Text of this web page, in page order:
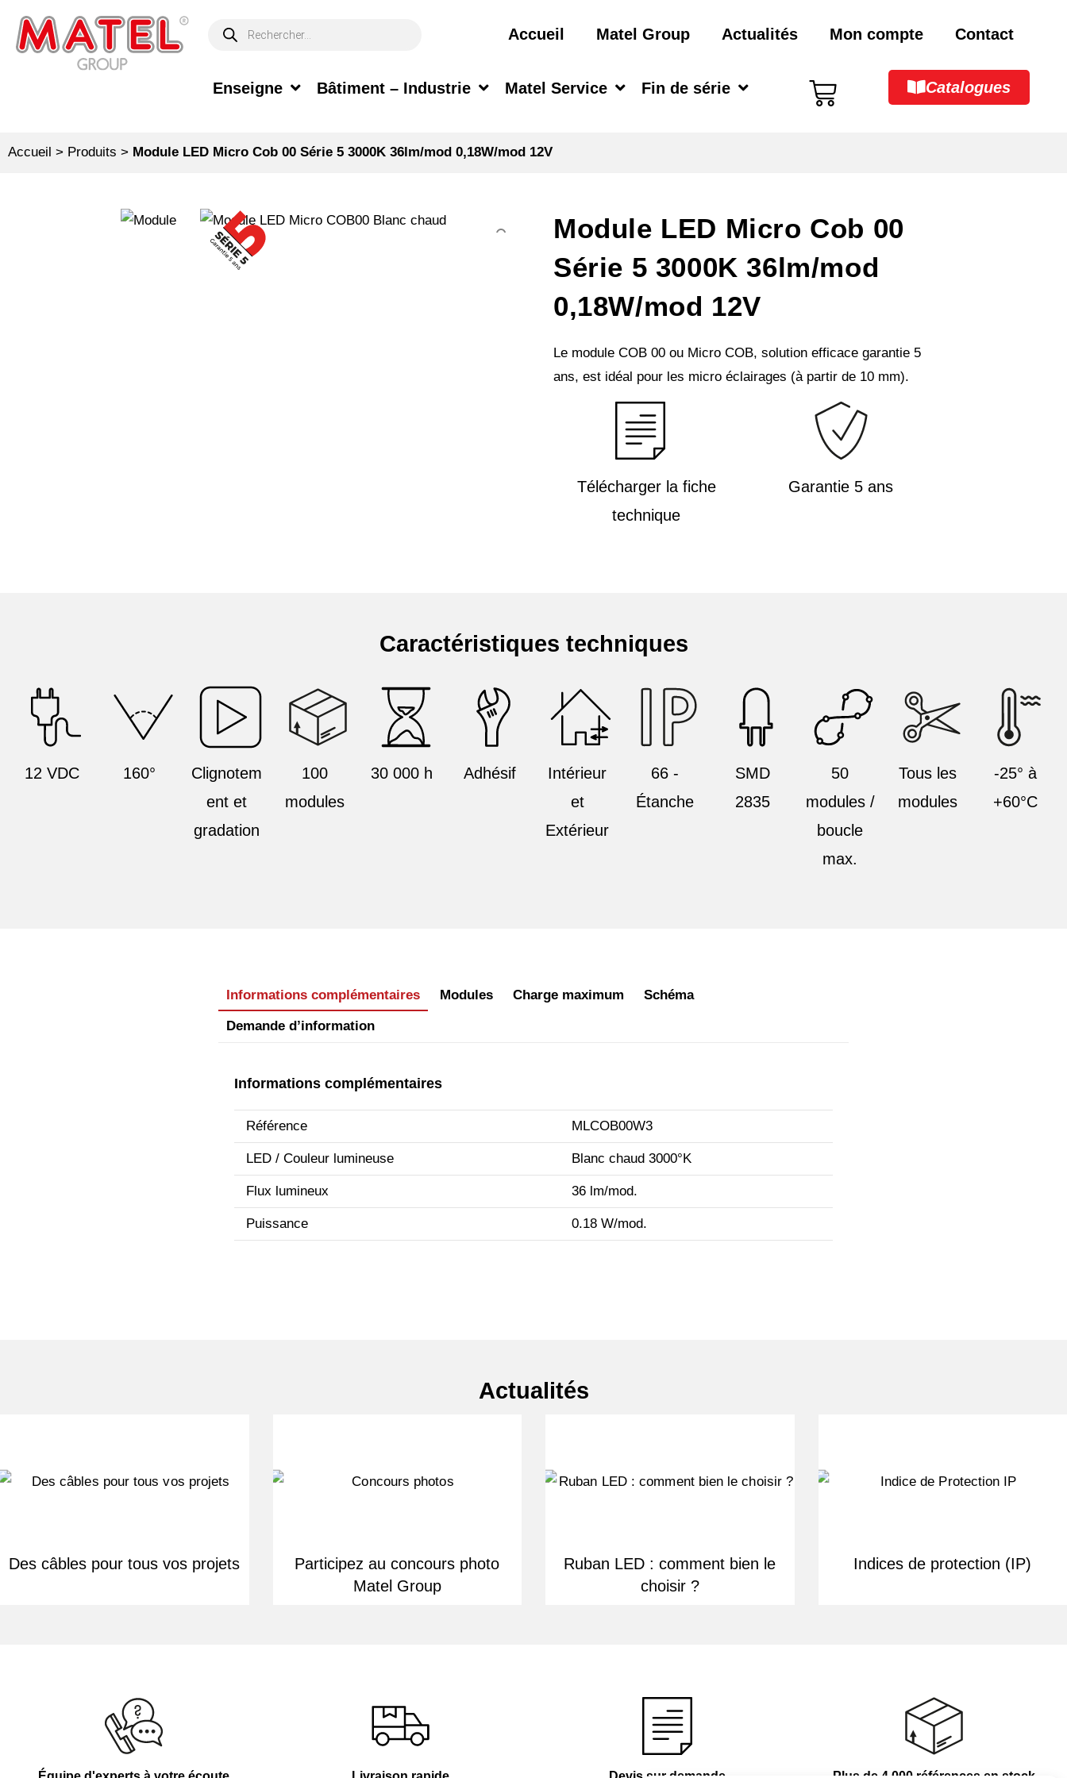
Accueil Matel Group Actualités Mon compte Contact
Enseigne Bâtiment – Industrie Matel Service Fin de série Catalogues
Accueil > Produits > Module LED Micro Cob 00 Série 5 3000K 36lm/mod 0,18W/mod 12V
Module LED Micro Cob 00
Série 5 3000K 36lm/mod
0,18W/mod 12V
Le module COB 00 ou Micro COB, solution efficace garantie 5
ans, est idéal pour les micro éclairages (à partir de 10 mm).
Télécharger la fiche
technique
Garantie 5 ans
Caractéristiques techniques
12 VDC 160°
Clignotem
ent et
gradation
100
modules
30 000 h Adhésif
Intérieur
et
Extérieur
66 -
Étanche
SMD
2835
50
modules /
boucle
max.
Tous les
modules
-25° à
+60°C
Informations complémentaires Modules Charge maximum Schéma
Demande d’information
Informations complémentaires
Référence MLCOB00W3
LED / Couleur lumineuse Blanc chaud 3000°K
Flux lumineux 36 lm/mod.
Puissance 0.18 W/mod.
Actualités
Des câbles pour tous vos projets
Participez au concours photo
Matel Group
Ruban LED : comment bien le
choisir ?
Indices de protection (IP)